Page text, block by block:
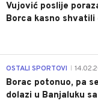
Vujović poslije
Borca kasno shvatili
OSTALI SPORTOVI
Borac potonuo, pa
dolazi u Banjaluku